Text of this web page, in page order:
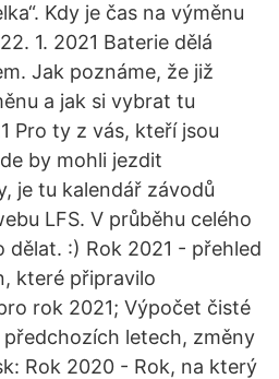
Kdy je čas na výměnu
1. 2021 Baterie dělá
Jak poznáme, že již
a jak si vybrat tu
Pro ty z vás, kteří jsou
by mohli jezdit
je tu kalendář závodů
LFS. V průběhu celého
:) Rok 2021 - přehled
které připravilo
rok 2021; Výpočet čisté
letech, změny
Rok 2020 - Rok, na který